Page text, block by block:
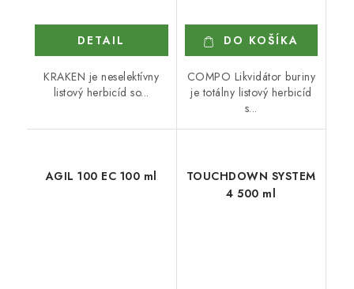
DETAIL
KRAKEN je neselektívny
listový herbicíd so...
DO KOŠÍKA
COMPO Likvidátor buriny
je totálny listový herbicíd
s...
AGIL 100 EC 100 ml
TOUCHDOWN SYSTEM
4 500 ml